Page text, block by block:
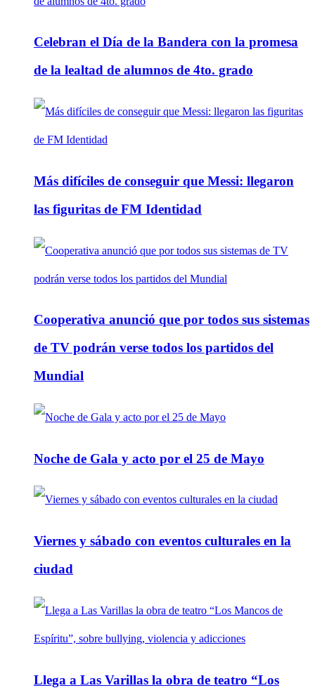
Celebran el Día de la Bandera con la promesa
de la lealtad de alumnos de 4to. grado
Más difíciles de conseguir que Messi: llegaron
las figuritas de FM Identidad
Cooperativa anunció que por todos sus sistemas
de TV podrán verse todos los partidos del
Mundial
Noche de Gala y acto por el 25 de Mayo
Viernes y sábado con eventos culturales en la
ciudad
Llega a Las Varillas la obra de teatro “Los